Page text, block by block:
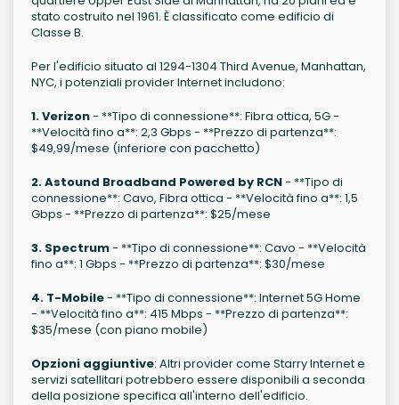
stato costruito nel 1961. È classificato come edificio di
Classe B.
Per l'edificio situato al 1294-1304 Third Avenue, Manhattan,
NYC, i potenziali provider Internet includono:
1. Verizon- **Tipo di connessione**: Fibra ottica, 5G -
**Velocità fino a**: 2,3 Gbps - **Prezzo di partenza**:
$49,99/mese (inferiore con pacchetto)
2. Astound Broadband Powered by RCN- **Tipo di
connessione**: Cavo, Fibra ottica - **Velocità fino a**: 1,5
Gbps - **Prezzo di partenza**: $25/mese
3. Spectrum- **Tipo di connessione**: Cavo - **Velocità
fino a**: 1 Gbps - **Prezzo di partenza**: $30/mese
4. T-Mobile- **Tipo di connessione**: Internet 5G Home
- **Velocità fino a**: 415 Mbps - **Prezzo di partenza**:
$35/mese (con piano mobile)
Opzioni aggiuntive: Altri provider come Starry Internet e
servizi satellitari potrebbero essere disponibili a seconda
della posizione specifica all'interno dell'edificio.